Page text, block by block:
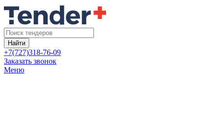
Найти
+7(727)318-76-09
Заказать звонок
Меню